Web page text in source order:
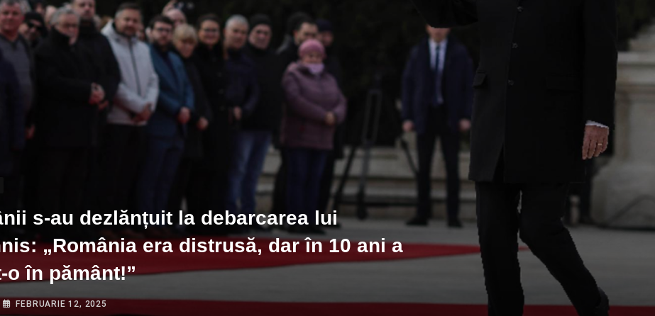
s-au dezlănțuit la debarcarea lui
„România era distrusă, dar în 10 ani a
o în pământ!”
FEBRUARIE 12, 2025